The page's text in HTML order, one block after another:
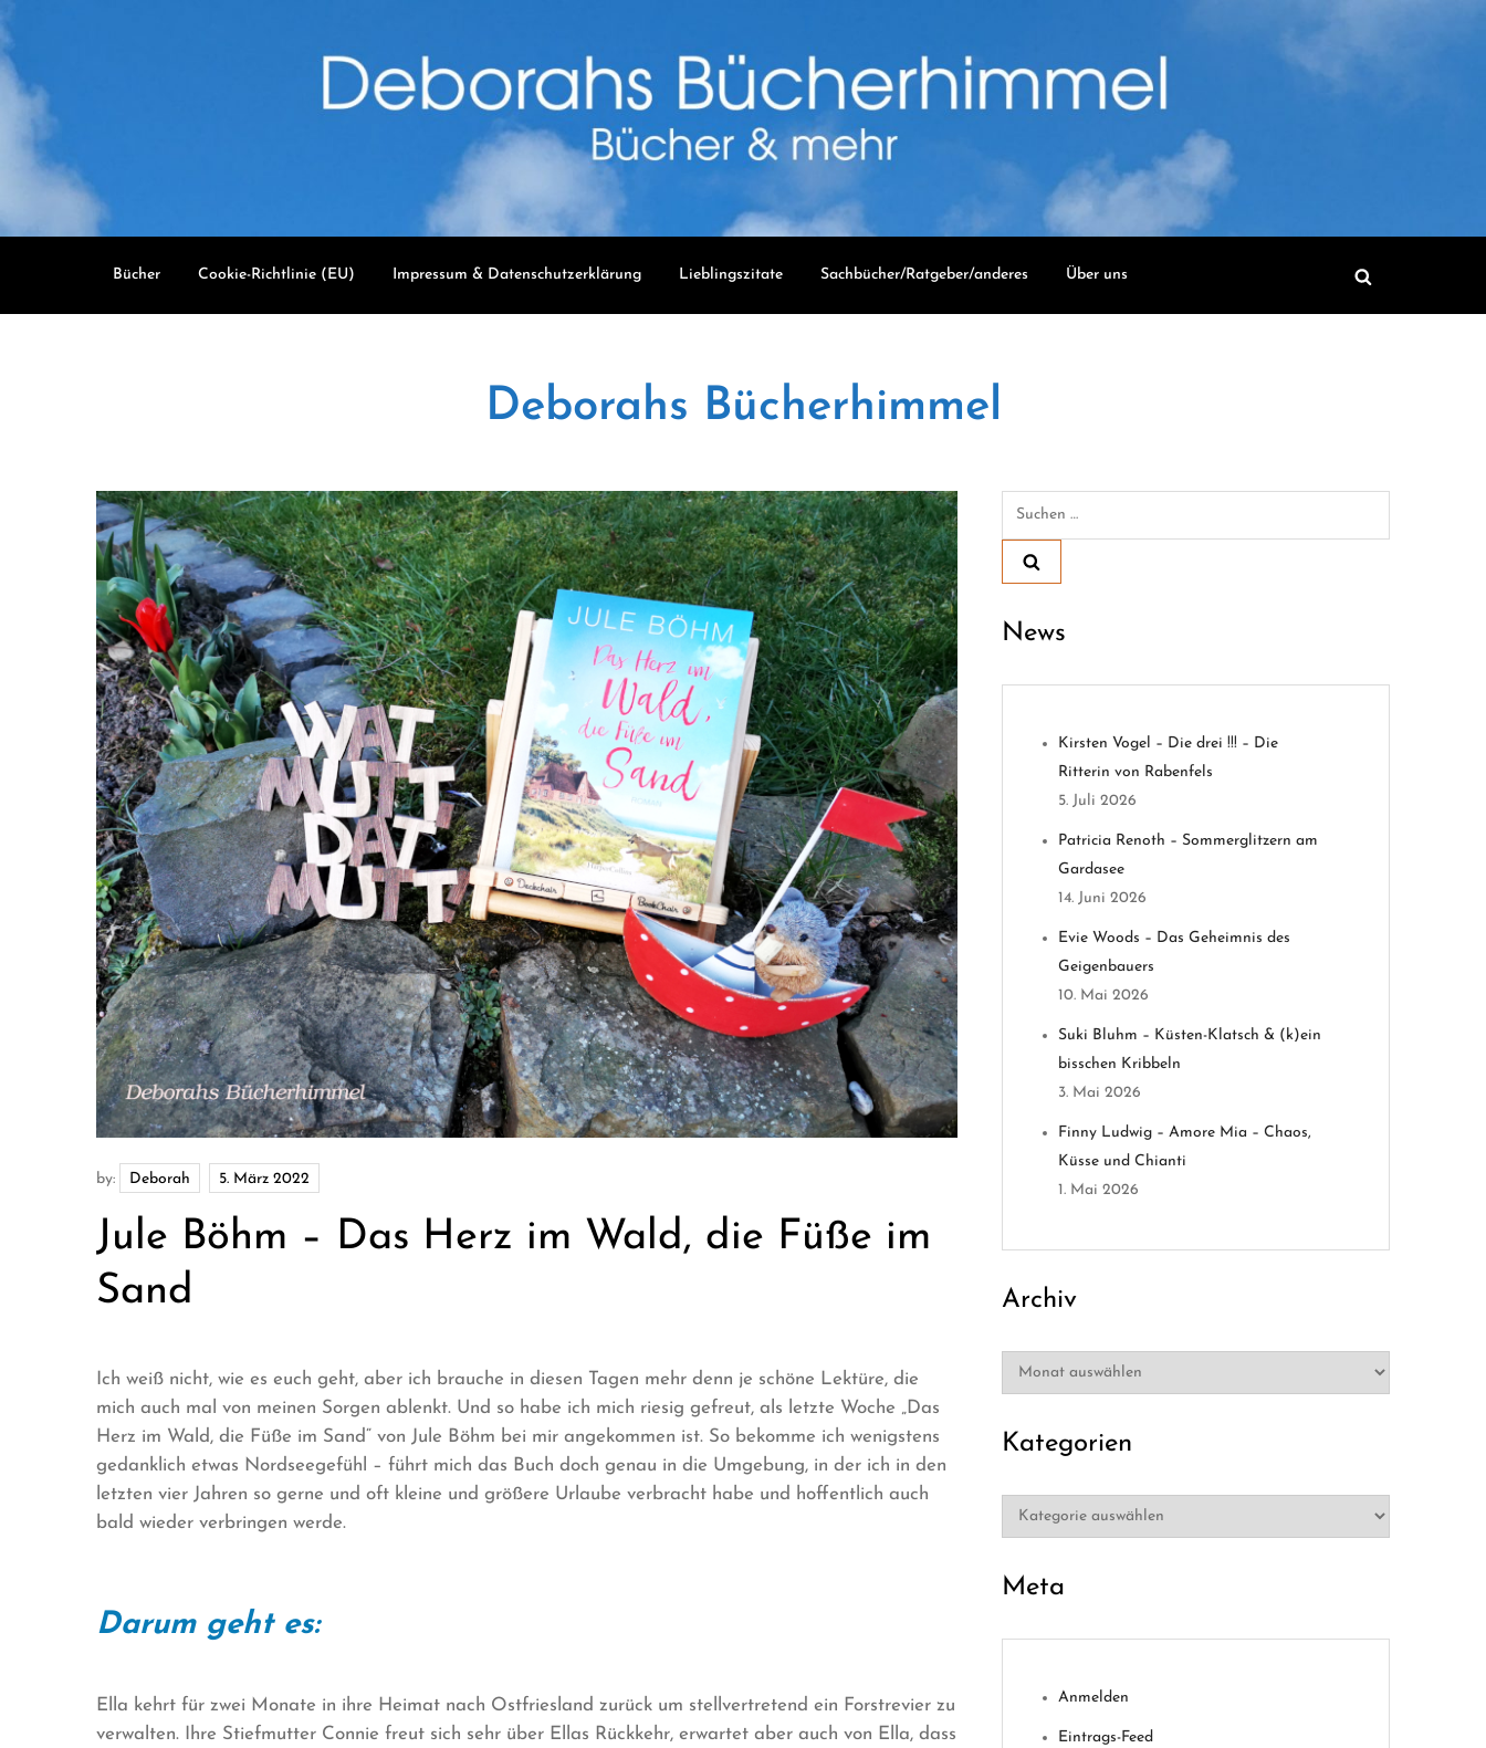
content
Bücher Cookie-Richtlinie (EU) Impressum & Datenschutzerklärung Lieblingszitate Sachbücher/Ratgeber/anderes Über uns
Deborahs Bücherhimmel
by: Deborah
Jule Böhm – Das Herz im Wald, die Füße im
Sand
Ich weiß nicht, wie es euch geht, aber ich brauche in diesen Tagen mehr denn je schöne Lektüre, die
mich auch mal von meinen Sorgen ablenkt. Und so habe ich mich riesig gefreut, als letzte Woche „Das
Herz im Wald, die Füße im Sand“ von Jule Böhm bei mir angekommen ist. So bekomme ich wenigstens
gedanklich etwas Nordseegefühl – führt mich das Buch doch genau in die Umgebung, in der ich in den
letzten vier Jahren so gerne und oft kleine und größere Urlaube verbracht habe und hoffentlich auch
bald wieder verbringen werde.
Darum geht es:
Ella kehrt für zwei Monate in ihre Heimat nach Ostfriesland zurück um stellvertretend ein Forstrevier zu
verwalten. Ihre Stiefmutter Connie freut sich sehr über Ellas Rückkehr, erwartet aber auch von Ella, dass
Suchen
News
Kirsten Vogel – Die drei !!! – Die
Ritterin von Rabenfels
5. Juli 2026
Patricia Renoth – Sommerglitzern am
Gardasee
14. Juni 2026
Evie Woods – Das Geheimnis des
Geigenbauers
10. Mai 2026
Suki Bluhm – Küsten-Klatsch & (k)ein
bisschen Kribbeln
3. Mai 2026
Finny Ludwig – Amore Mia – Chaos,
Küsse und Chianti
1. Mai 2026
Archiv
Archiv
Kategorien
Kategorien
Meta
Anmelden
Eintrags-Feed